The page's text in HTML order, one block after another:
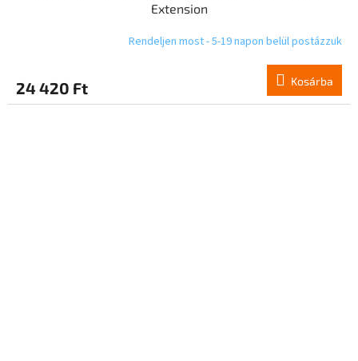
Extension
Rendeljen most - 5-19 napon belül postázzuk
24 420 Ft Kosárba